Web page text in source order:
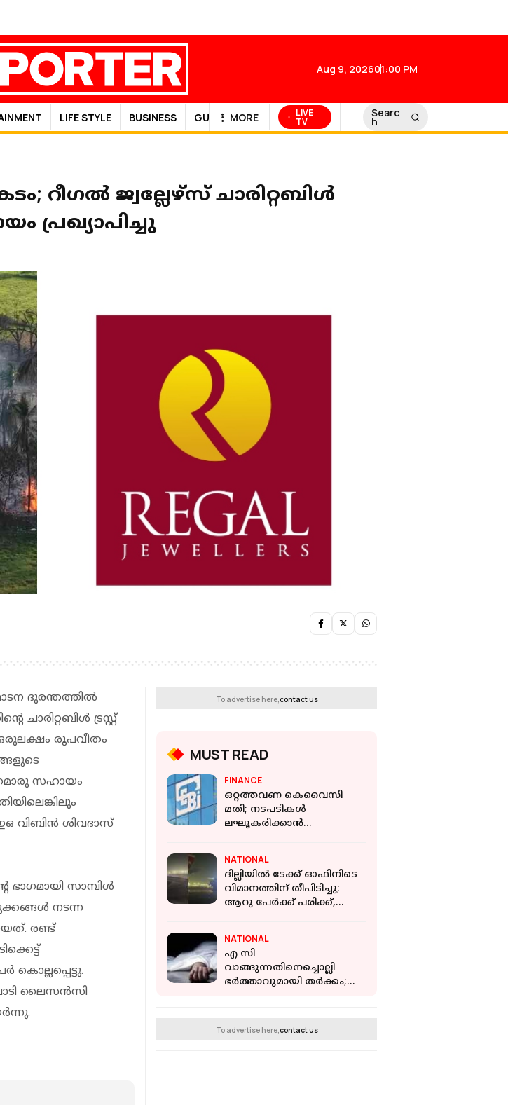
Aug 9, 202601:00 PM
LIFE STYLE BUSINESS GULF NEWS
MORE LIVE
TV
Searc
h
റീഗൽ ജ്വല്ലേഴ്‌സ് ചാരിറ്റബിൾ
പ്രഖ്യാപിച്ചു
ദുരന്തത്തിൽ
ചാരിറ്റബിൾ ട്രസ്റ്റ്
രൂപവീതം
സഹായം
വിബിൻ ശിവദാസ്
സാമ്പിള്‍
നടന്ന
രണ്ട്
ലൈസന്‍സി
To advertise here, contact us
MUST READ
FINANCE
ഒറ്റത്തവണ കെവൈസി
മതി; നടപടികള്‍
ലഘൂകരിക്കാന്‍
NATIONAL
ദില്ലിയില്‍ ടേക്ക് ഓഫിനിടെ
വിമാനത്തിന് തീപിടിച്ചു;
ആറു പേര്‍ക്ക് പരിക്ക്,
NATIONAL
എ സി
വാങ്ങുന്നതിനെച്ചൊല്ലി
ഭര്‍ത്താവുമായി തര്‍ക്കം;
To advertise here, contact us